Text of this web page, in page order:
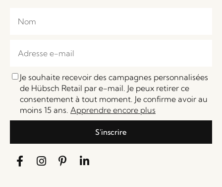
Je souhaite recevoir des campagnes personnalisées
de Hübsch Retail par e-mail. Je peux retirer ce
consentement à tout moment. Je confirme avoir au
moins 15 ans. Apprendre encore plus
S'inscrire